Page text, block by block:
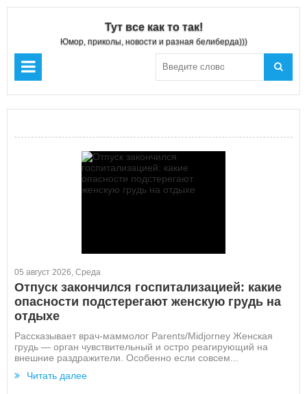
Тут все как то так!
Юмор, приколы, новости и разная белиберда)))
05 август 2026, Среда
Отпуск закончился госпитализацией: какие
опасности подстерегают женскую грудь на
отдыхе
Рассказывает врач-маммолог Parents/Midjorney Женская
грудь — орган чувствительный и остро реагирующий на
внешние раздражители. Особенно если совсем...
Читать далее